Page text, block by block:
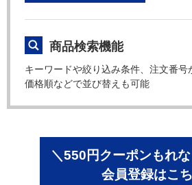
商品検索機能
キーワードや絞り込み条件、注文番号
価格順などで並び替えも可能
＼550円クーポンもれ
会員登録はこ